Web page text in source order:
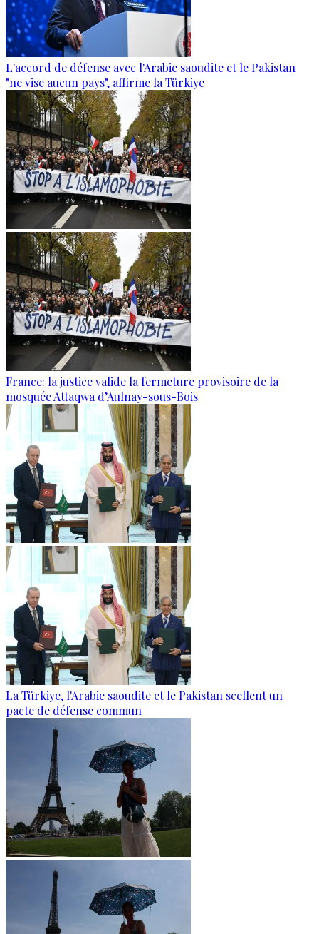
L'accord de défense avec l'Arabie saoudite et le Pakistan
"ne vise aucun pays", affirme la Türkiye
France: la justice valide la fermeture provisoire de la
mosquée Attaqwa d’Aulnay-sous-Bois
La Türkiye, l'Arabie saoudite et le Pakistan scellent un
pacte de défense commun